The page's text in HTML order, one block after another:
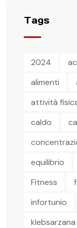
Tags
2024
alimenti
attività
caldo
equilibrio
Fitness
infortunio
klebsarzana